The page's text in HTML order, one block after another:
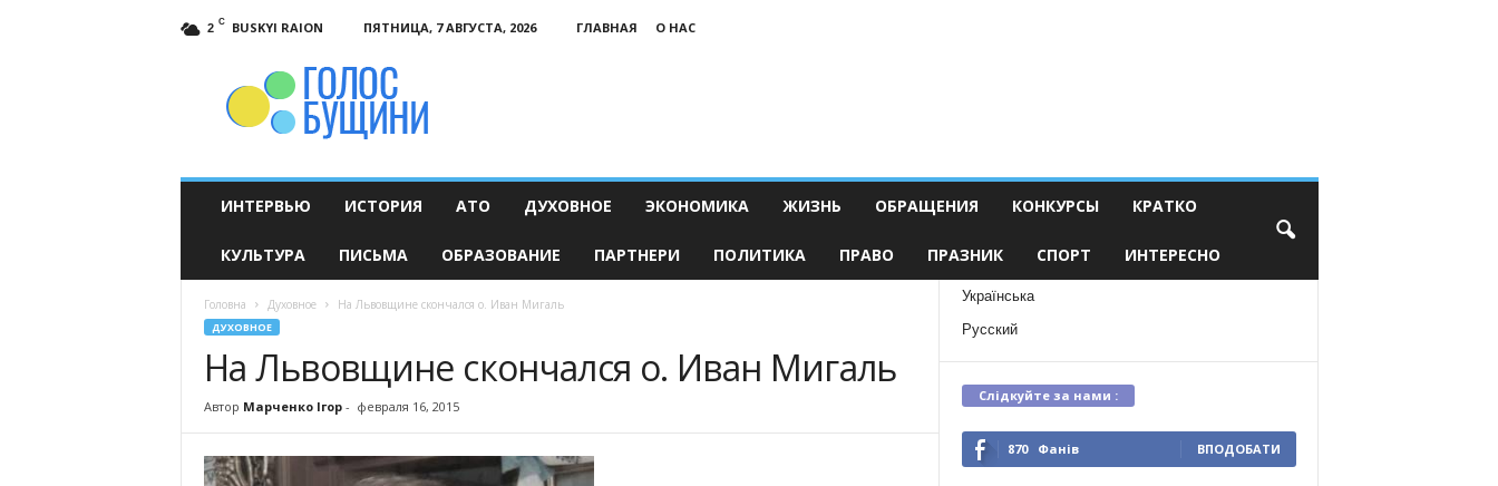
2 C BUSKYI RAION ПЯТНИЦА, 7 АВГУСТА, 2026 ГЛАВНАЯ
О НАС
ИНТЕРВЬЮ ИСТОРИЯ АТО ДУХОВНОЕ ЭКОНОМИКА ЖИЗНЬ ОБРАЩЕНИЯ КОНКУРСЫ КРАТКО
КУЛЬТУРА ПИСЬМА ОБРАЗОВАНИЕ ПАРТНЕРИ ПОЛИТИКА ПРАВО ПРАЗНИК СПОРТ ИНТЕРЕСНО
Головна Духовное На Львовщине скончался о. Иван Мигаль
ДУХОВНОЕ
На Львовщине скончался о. Иван Мигаль
Автор Марченко Ігор- февраля 16, 2015
Українська
Русский
Слідкуйте за нами :
870 Фанів ВПОДОБАТИ